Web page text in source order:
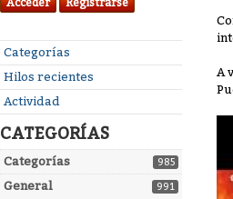
Acceder Registrarse
Enlaces
rápidos
Categorías
Hilos recientes
Actividad
CATEGORÍAS
985
Categorías
991
General
A